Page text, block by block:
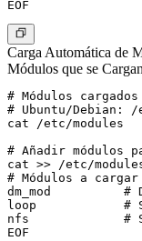
Carga Automática de
Módulos que se
# Módulos
# Ubuntu/Debian: /
cat /etc/modules
# Añadir módulos
cat >> /etc/
# Módulos a
dm_mod          #
loop            #
nfs             #
EOF